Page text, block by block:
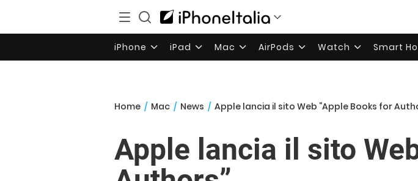
iPhone iPad Mac AirPods Watch Smart
Home / Mac / News / Apple lancia il sito Web “Apple Books for
Apple lancia il sito